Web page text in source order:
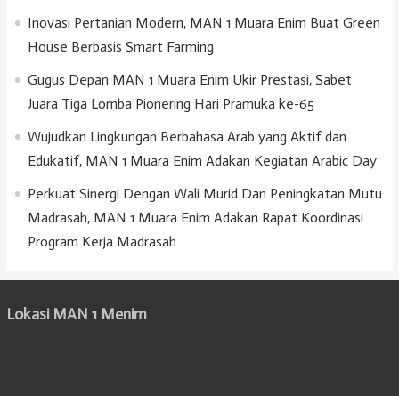
Inovasi Pertanian Modern, MAN 1 Muara Enim Buat Green
House Berbasis Smart Farming
Gugus Depan MAN 1 Muara Enim Ukir Prestasi, Sabet
Juara Tiga Lomba Pionering Hari Pramuka ke-65
Wujudkan Lingkungan Berbahasa Arab yang Aktif dan
Edukatif, MAN 1 Muara Enim Adakan Kegiatan Arabic Day
Perkuat Sinergi Dengan Wali Murid Dan Peningkatan Mutu
Madrasah, MAN 1 Muara Enim Adakan Rapat Koordinasi
Program Kerja Madrasah
Lokasi MAN 1 Menim